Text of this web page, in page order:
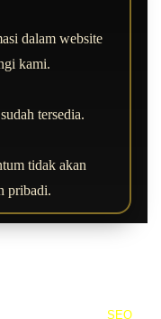
dalam website
kami.
tersedia.
tidak akan
pribadi.
Rights Reserved SEO